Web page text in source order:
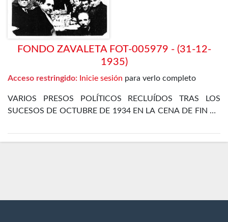
FONDO ZAVALETA FOT-005979 - (31-12-
1935)
Acceso restringido: Inicie sesión para verlo completo
VARIOS PRESOS POLÍTICOS RECLUÍDOS TRAS LOS
SUCESOS DE OCTUBRE DE 1934 EN LA CENA DE FIN DE
DE MADRID